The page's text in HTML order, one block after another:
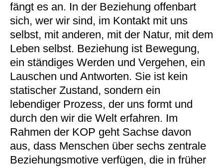
fängt es an. In der Beziehung offenbart
sich, wer wir sind, im Kontakt mit uns
selbst, mit anderen, mit der Natur, mit dem
Leben selbst. Beziehung ist Bewegung,
ein ständiges Werden und Vergehen, ein
Lauschen und Antworten. Sie ist kein
statischer Zustand, sondern ein
lebendiger Prozess, der uns formt und
durch den wir die Welt erfahren. Im
Rahmen der KOP geht Sachse davon
aus, dass Menschen über sechs zentrale
Beziehungsmotive verfügen, die in früher